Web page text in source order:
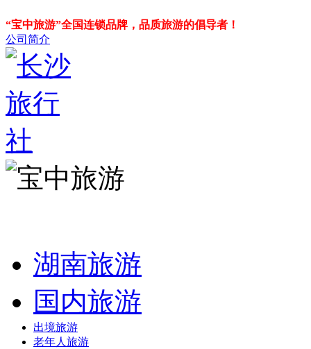
“宝中旅游”全国连锁品牌，品质旅游的倡导者！
公司简介
湖南旅游
国内旅游
出境旅游
老年人旅游